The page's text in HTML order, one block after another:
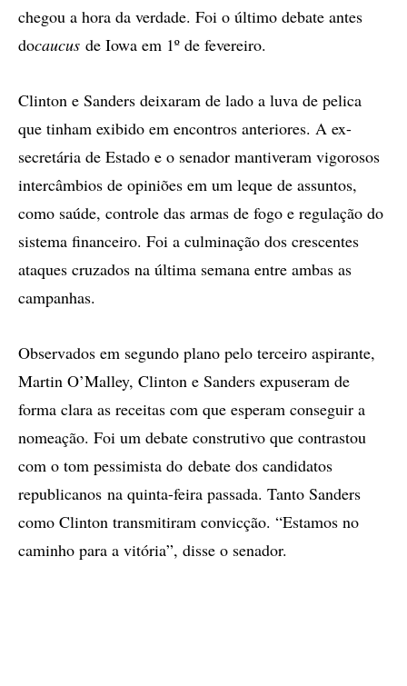
chegou a hora da verdade. Foi o último debate antes
docaucus de Iowa em 1º de fevereiro.
Clinton e Sanders deixaram de lado a luva de pelica
que tinham exibido em encontros anteriores. A ex-
secretária de Estado e o senador mantiveram vigorosos
intercâmbios de opiniões em um leque de assuntos,
como saúde, controle das armas de fogo e regulação do
sistema financeiro. Foi a culminação dos crescentes
ataques cruzados na última semana entre ambas as
campanhas.
Observados em segundo plano pelo terceiro aspirante,
Martin O’Malley, Clinton e Sanders expuseram de
forma clara as receitas com que esperam conseguir a
nomeação. Foi um debate construtivo que contrastou
com o tom pessimista do debate dos candidatos
republicanos na quinta-feira passada. Tanto Sanders
como Clinton transmitiram convicção. “Estamos no
caminho para a vitória”, disse o senador.